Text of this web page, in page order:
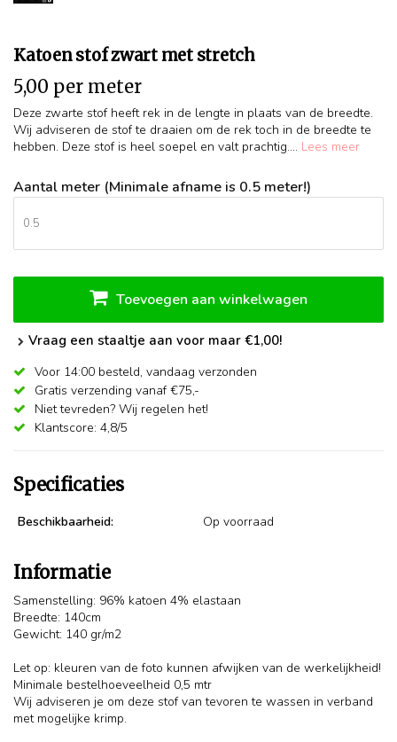
Katoen stof zwart met stretch
5,00 per meter
Deze zwarte stof heeft rek in de lengte in plaats van de breedte.
Wij adviseren de stof te draaien om de rek toch in de breedte te
hebben. Deze stof is heel soepel en valt prachtig.... Lees meer
Aantal meter (Minimale afname is 0.5 meter!)
Toevoegen aan winkelwagen
Vraag een staaltje aan voor maar €1,00!
Voor 14:00 besteld, vandaag verzonden
Gratis verzending vanaf €75,-
Niet tevreden? Wij regelen het!
Klantscore: 4,8/5
Specificaties
Beschikbaarheid: Op voorraad
Informatie
Samenstelling: 96% katoen 4% elastaan
Breedte: 140cm
Gewicht: 140 gr/m2
Let op: kleuren van de foto kunnen afwijken van de werkelijkheid!
Minimale bestelhoeveelheid 0,5 mtr
Wij adviseren je om deze stof van tevoren te wassen in verband
met mogelijke krimp.